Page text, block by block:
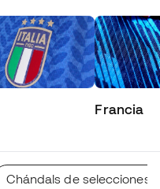
Francia
Chándals de selecciones